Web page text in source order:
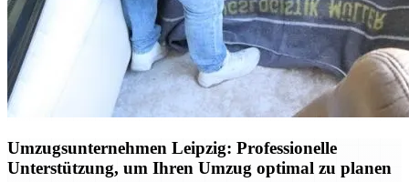
Umzugsunternehmen Leipzig: Professionelle
Unterstützung, um Ihren Umzug optimal zu planen